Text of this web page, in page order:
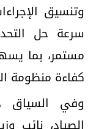
وتنسيق
سرعة حل
مستمر، بما
كفاءة منظومة
وفي السياق